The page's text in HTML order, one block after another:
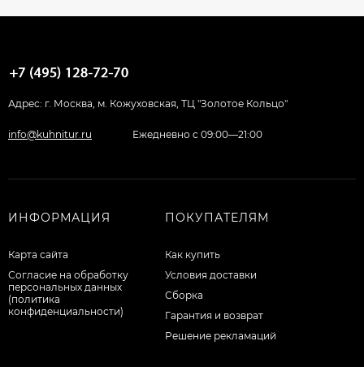
Адрес: г. Москва, м. Кожуховская, ТЦ "Золотое Кольцо"
info@kuhnitur.ru Ежедневно с 09:00—21:00
ИНФОРМАЦИЯ
Карта сайта
Согласие на обработку
персональных данных
(политика
конфиденциальности)
ПОКУПАТЕЛЯМ
Как купить
Условия доставки
Сборка
Гарантия и возврат
Решение рекламаций